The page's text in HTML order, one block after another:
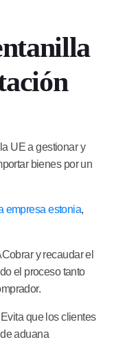
UE a gestionar y
bienes por un
empresa estonia,
Cobrar y recaudar el
el proceso tanto
que los clientes
aduana